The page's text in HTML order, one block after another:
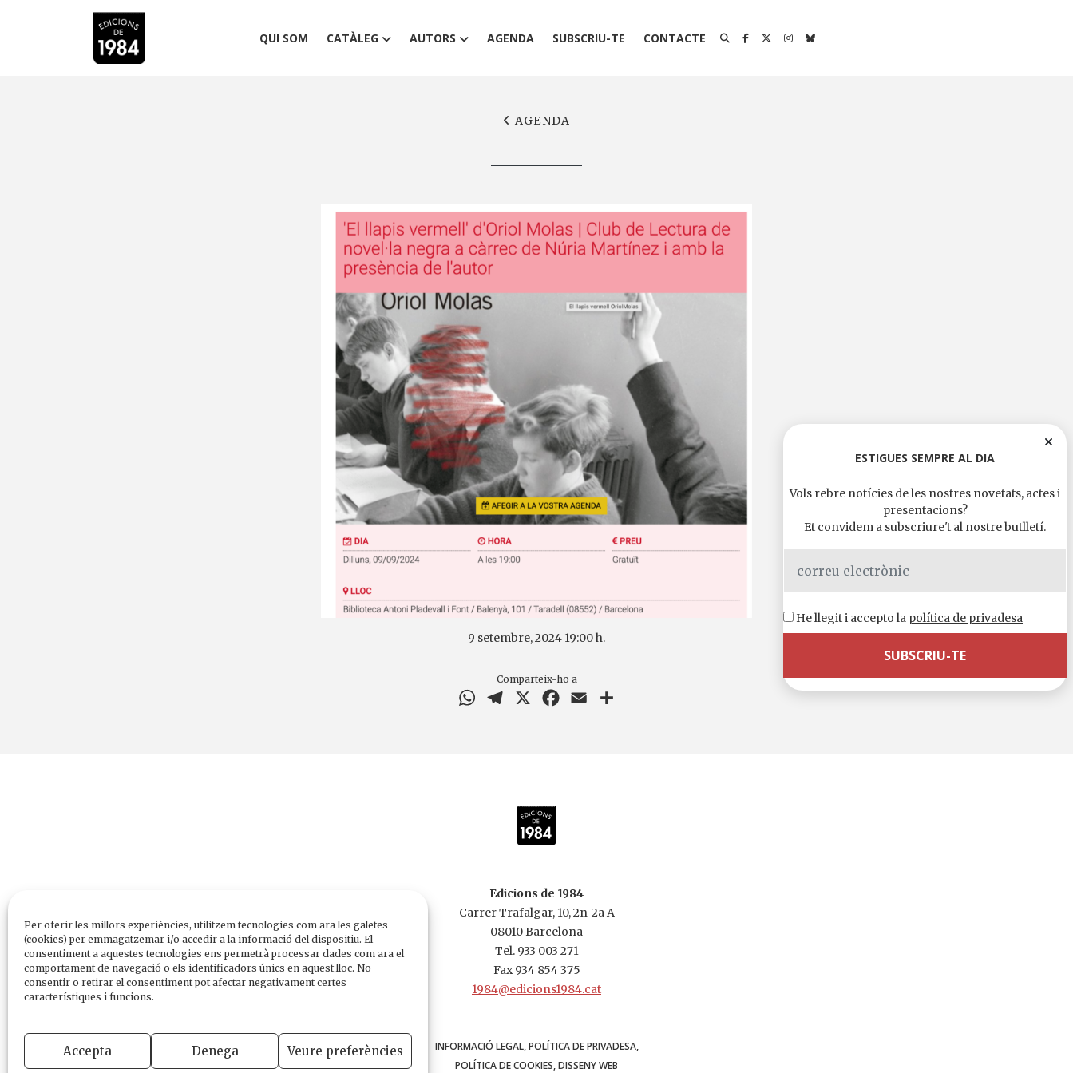
Per oferir les millors experiències, utilitzem tecnologies com ara les galetes
(cookies) per emmagatzemar i/o accedir a la informació del dispositiu. El
consentiment a aquestes tecnologies ens permetrà processar dades com ara el
comportament de navegació o els identificadors únics en aquest lloc. No
consentir o retirar el consentiment pot afectar negativament certes
característiques i funcions.
Accepta Denega Veure preferències
QUI SOM CATÀLEG AUTORS AGENDA SUBSCRIU-TE CONTACTE
AGENDA
9 setembre, 2024 19:00 h.
Comparteix-ho a
WhatsAppTelegram Facebook
Email
Edicions de 1984
Carrer Trafalgar, 10, 2n-2a A
08010 Barcelona
Tel. 933 003 271
Fax 934 854 375
1984@edicions1984.cat
INFORMACIÓ LEGAL POLÍTICA DE PRIVADESA
POLÍTICA DE COOKIES DISSENY WEB
ESTIGUES SEMPRE AL DIA
Vols rebre notícies de les nostres novetats, actes i
presentacions?
Et convidem a subscriure't al nostre butlletí.
He llegit i accepto la política de privadesa